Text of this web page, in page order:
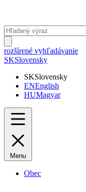
rozšírené vyhľadávanie
SKSlovensky
SKSlovensky
ENEnglish
HUMagyar
Menu
Obec